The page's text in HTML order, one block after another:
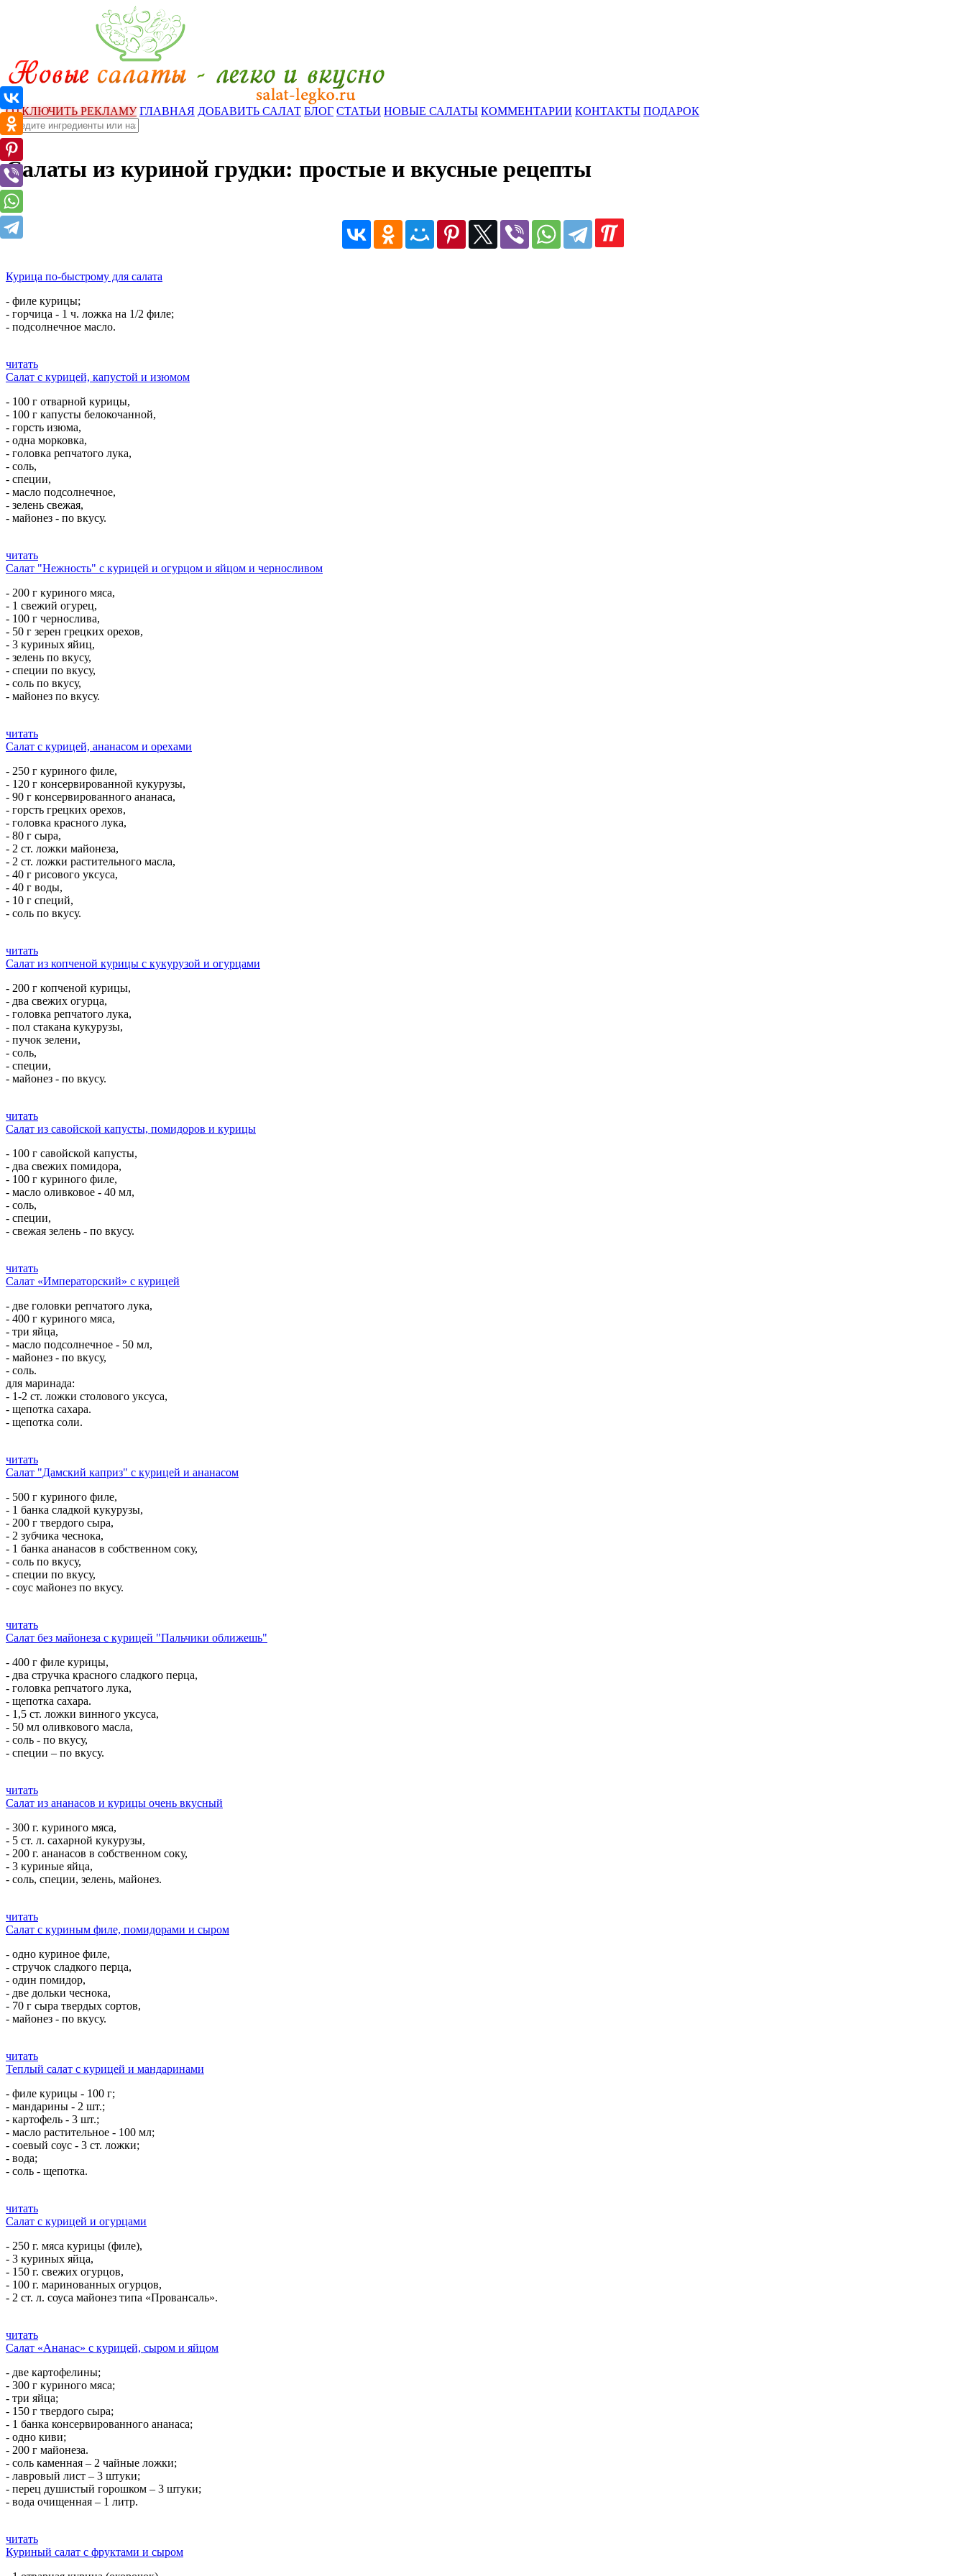
ОТКЛЮЧИТЬ РЕКЛАМУ ГЛАВНАЯ ДОБАВИТЬ САЛАТ БЛОГ СТАТЬИ НОВЫЕ САЛАТЫ КОММЕНТАРИИ КОНТАКТЫ ПОДАРОК
Салаты из куриной грудки: простые и вкусные рецепты
Курица по-быстрому для салата
- филе курицы;
- горчица - 1 ч. ложка на 1/2 филе;
- подсолнечное масло.
читать
Салат с курицей, капустой и изюмом
- 100 г отварной курицы,
- 100 г капусты белокочанной,
- горсть изюма,
- одна морковка,
- головка репчатого лука,
- соль,
- специи,
- масло подсолнечное,
- зелень свежая,
- майонез - по вкусу.
читать
Салат "Нежность" с курицей и огурцом и яйцом и черносливом
- 200 г куриного мяса,
- 1 свежий огурец,
- 100 г чернослива,
- 50 г зерен грецких орехов,
- 3 куриных яйиц,
- зелень по вкусу,
- специи по вкусу,
- соль по вкусу,
- майонез по вкусу.
читать
Салат с курицей, ананасом и орехами
- 250 г куриного филе,
- 120 г консервированной кукурузы,
- 90 г консервированного ананаса,
- горсть грецких орехов,
- головка красного лука,
- 80 г сыра,
- 2 ст. ложки майонеза,
- 2 ст. ложки растительного масла,
- 40 г рисового уксуса,
- 40 г воды,
- 10 г специй,
- соль по вкусу.
читать
Салат из копченой курицы с кукурузой и огурцами
- 200 г копченой курицы,
- два свежих огурца,
- головка репчатого лука,
- пол стакана кукурузы,
- пучок зелени,
- соль,
- специи,
- майонез - по вкусу.
читать
Салат из савойской капусты, помидоров и курицы
- 100 г савойской капусты,
- два свежих помидора,
- 100 г куриного филе,
- масло оливковое - 40 мл,
- соль,
- специи,
- свежая зелень - по вкусу.
читать
Салат «Императорский» с курицей
- две головки репчатого лука,
- 400 г куриного мяса,
- три яйца,
- масло подсолнечное - 50 мл,
- майонез - по вкусу,
- соль.
для маринада:
- 1-2 ст. ложки столового уксуса,
- щепотка сахара.
- щепотка соли.
читать
Салат "Дамский каприз" с курицей и ананасом
- 500 г куриного филе,
- 1 банка сладкой кукурузы,
- 200 г твердого сыра,
- 2 зубчика чеснока,
- 1 банка ананасов в собственном соку,
- соль по вкусу,
- специи по вкусу,
- соус майонез по вкусу.
читать
Салат без майонеза с курицей "Пальчики оближешь"
- 400 г филе курицы,
- два стручка красного сладкого перца,
- головка репчатого лука,
- щепотка сахара.
- 1,5 ст. ложки винного уксуса,
- 50 мл оливкового масла,
- соль - по вкусу,
- специи – по вкусу.
читать
Салат из ананасов и курицы очень вкусный
- 300 г. куриного мяса,
- 5 ст. л. сахарной кукурузы,
- 200 г. ананасов в собственном соку,
- 3 куриные яйца,
- соль, специи, зелень, майонез.
читать
Салат с куриным филе, помидорами и сыром
- одно куриное филе,
- стручок сладкого перца,
- один помидор,
- две дольки чеснока,
- 70 г сыра твердых сортов,
- майонез - по вкусу.
читать
Теплый салат с курицей и мандаринами
- филе курицы - 100 г;
- мандарины - 2 шт.;
- картофель - 3 шт.;
- масло растительное - 100 мл;
- соевый соус - 3 ст. ложки;
- вода;
- соль - щепотка.
читать
Салат с курицей и огурцами
- 250 г. мяса курицы (филе),
- 3 куриных яйца,
- 150 г. свежих огурцов,
- 100 г. маринованных огурцов,
- 2 ст. л. соуса майонез типа «Провансаль».
читать
Салат «Ананас» с курицей, сыром и яйцом
- две картофелины;
- 300 г куриного мяса;
- три яйца;
- 150 г твердого сыра;
- 1 банка консервированного ананаса;
- одно киви;
- 200 г майонеза.
- соль каменная – 2 чайные ложки;
- лавровый лист – 3 штуки;
- перец душистый горошком – 3 штуки;
- вода очищенная – 1 литр.
читать
Куриный салат с фруктами и сыром